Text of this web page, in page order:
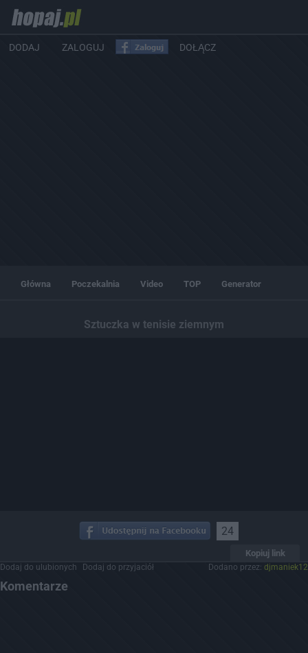
DODAJ ZALOGUJ DOŁĄCZ
Główna Poczekalnia Video TOP Generator
Sztuczka w tenisie ziemnym
24
Kopiuj link
Dodaj do ulubionych Dodaj do przyjaciół Dodano przez: djmaniek12
Komentarze